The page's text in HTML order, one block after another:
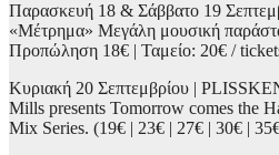
Παρασκευή 18 & Σάββατο 19
«Μέτρημα» Μεγάλη μουσική
Προπώληση 18€ | Ταμείο: 20€ /
Κυριακή 20 Σεπτεμβρίου |
Mills presents Tomorrow comes the
Mix Series. (19€ | 23€ | 27€ | 30€ |